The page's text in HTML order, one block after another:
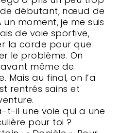
débutant, nœud de
moment, je me suis
de voie sportive,
la corde pour que
le problème. On
même de
Mais au final, on l’a
rentrés sains et
t-il une voie qui a une
pour toi ?